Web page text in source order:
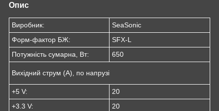
Опис
Виробник:
SeaSonic
Форм-фактор БЖ:
SFX-L
Потужність сумарна, Вт:
650
Вихідний струм (А), по напрузі
+5 V:
20
+3.3 V:
20